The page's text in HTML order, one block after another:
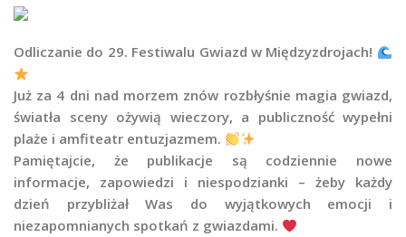
Odliczanie do 29. Festiwalu Gwiazd w Międzyzdrojach!
Już za 4 dni nad morzem znów rozbłyśnie magia gwiazd,
światła sceny ożywią wieczory, a publiczność wypełni
plaże i amfiteatr entuzjazmem.
Pamiętajcie, że publikacje są codziennie nowe
informacje, zapowiedzi i niespodzianki – żeby każdy
dzień przybliżał Was do wyjątkowych emocji i
niezapomnianych spotkań z gwiazdami.